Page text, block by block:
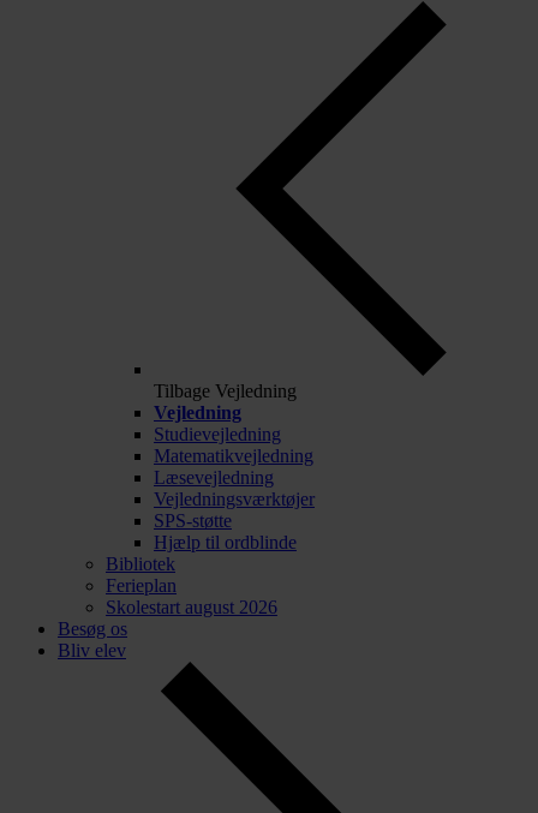
Tilbage Vejledning
Vejledning
Studievejledning
Matematikvejledning
Læsevejledning
Vejledningsværktøjer
SPS-støtte
Hjælp til ordblinde
Bibliotek
Ferieplan
Skolestart august 2026
Besøg os
Bliv elev